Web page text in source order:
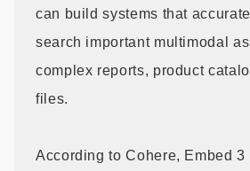
can build systems that
search important multimodal
complex reports, product
files.
According to Cohere, Embed 3